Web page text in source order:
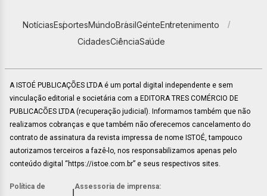
NotíciasEsportesMundoBrasilGenteEntretenimento
CidadesCiênciaSaúde
A ISTOÉ PUBLICAÇÕES LTDA é um portal digital independente e sem
vinculação editorial e societária com a EDITORA TRES COMÉRCIO DE
PUBLICACÕES LTDA (recuperação judicial). Informamos também que não
realizamos cobranças e que também não oferecemos cancelamento do
contrato de assinatura da revista impressa de nome ISTOÉ, tampouco
autorizamos terceiros a fazê-lo, nos responsabilizamos apenas pelo
conteúdo digital “https://istoe.com.br” e seus respectivos sites.
Política de
Assessoria de imprensa: